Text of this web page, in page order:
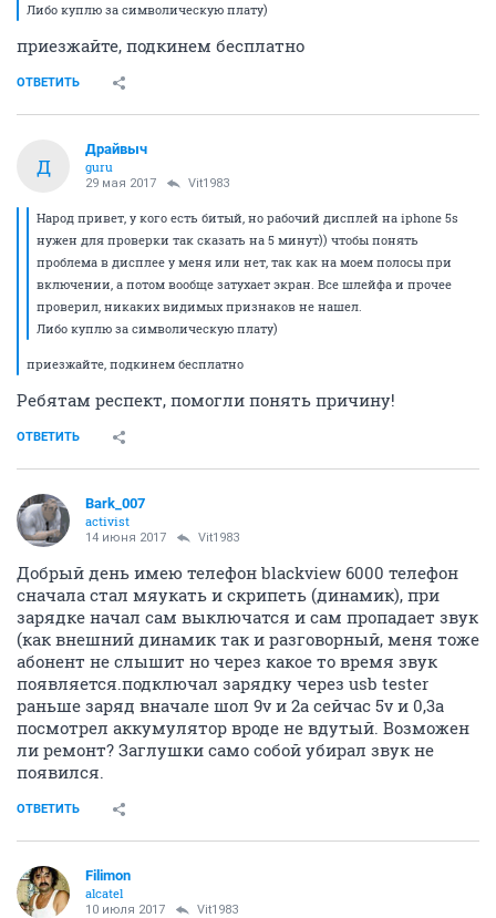
Либо куплю за символическую плату)
приезжайте, подкинем бесплатно
ОТВЕТИТЬ
Д
Драйвыч
guru
29 мая 2017 Vit1983
Народ привет, у кого есть битый, но рабочий дисплей на iphone 5s
нужен для проверки так сказать на 5 минут)) чтобы понять
проблема в дисплее у меня или нет, так как на моем полосы при
включении, а потом вообще затухает экран. Все шлейфа и прочее
проверил, никаких видимых признаков не нашел.
Либо куплю за символическую плату)
приезжайте, подкинем бесплатно
Ребятам респект, помогли понять причину!
ОТВЕТИТЬ
Bark_007
activist
14 июня 2017 Vit1983
Добрый день имею телефон blackview 6000 телефон
сначала стал мяукать и скрипеть (динамик), при
зарядке начал сам выключатся и сам пропадает звук
(как внешний динамик так и разговорный, меня тоже
абонент не слышит но через какое то время звук
появляется.подключал зарядку через usb tester
раньше заряд вначале шол 9v и 2a сейчас 5v и 0,3a
посмотрел аккумулятор вроде не вдутый. Возможен
ли ремонт? Заглушки само собой убирал звук не
появился.
ОТВЕТИТЬ
Filimon
alcatel
10 июля 2017 Vit1983